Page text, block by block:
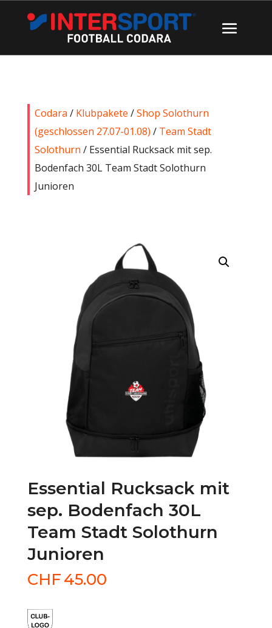
Codara / Klubpakete /Shop Solothurn
(geschlossen 27.07-01.08) / Team Stadt
Solothurn / Essential Rucksack mit sep.
Bodenfach 30L Team Stadt Solothurn
Junioren
Essential Rucksack mit
sep. Bodenfach 30L
Team Stadt Solothurn
Junioren
CHF45.00